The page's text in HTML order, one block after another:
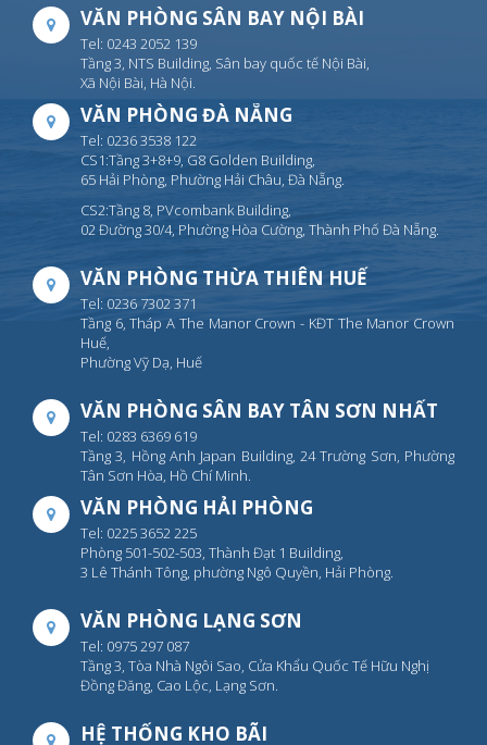
VĂN PHÒNG SÂN BAY NỘI BÀI
Tel: 0243 2052 139
Tầng 3, NTS Building, Sân bay quốc tế Nội Bài,
Xã Nội Bài, Hà Nội.
VĂN PHÒNG ĐÀ NẴNG
Tel: 0236 3538 122
CS1:Tầng 3+8+9, G8 Golden Building,
65 Hải Phòng, Phường Hải Châu, Đà Nẵng.
CS2:Tầng 8, PVcombank Building,
02 Đường 30/4, Phường Hòa Cường, Thành Phố Đà Nẵng.
VĂN PHÒNG THỪA THIÊN HUẾ
Tel: 0236 7302 371
Tầng 6, Tháp A The Manor Crown - KĐT The Manor Crown
Huế,
Phường Vỹ Dạ, Huế
VĂN PHÒNG SÂN BAY TÂN SƠN NHẤT
Tel: 0283 6369 619
Tầng 3, Hồng Anh Japan Building, 24 Trường Sơn, Phường
Tân Sơn Hòa, Hồ Chí Minh.
VĂN PHÒNG HẢI PHÒNG
Tel: 0225 3652 225
Phòng 501-502-503, Thành Đạt 1 Building,
3 Lê Thánh Tông, phường Ngô Quyền, Hải Phòng.
VĂN PHÒNG LẠNG SƠN
Tel: 0975 297 087
Tầng 3, Tòa Nhà Ngôi Sao, Cửa Khẩu Quốc Tế Hữu Nghị
Đồng Đăng, Cao Lộc, Lạng Sơn.
HỆ THỐNG KHO BÃI